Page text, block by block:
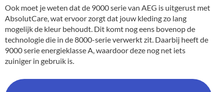
Ook moet je weten dat de 9000 serie van AEG is uitgerust met
AbsolutCare, wat ervoor zorgt dat jouw kleding zo lang
mogelijk de kleur behoudt. Dit komt nog eens bovenop de
technologie die in de 8000-serie verwerkt zit. Daarbij heeft de
9000 serie energieklasse A, waardoor deze nog net iets
zuiniger in gebruik is.